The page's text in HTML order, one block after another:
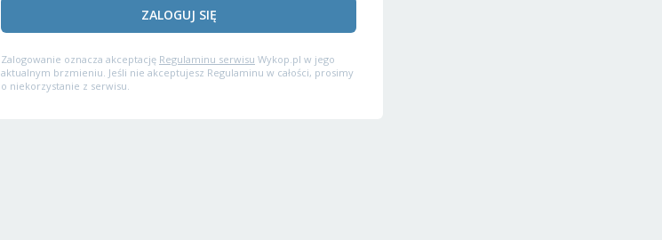
ZALOGUJ SIĘ
Zalogowanie oznacza akceptację Regulaminu serwisu Wykop.pl w jego
aktualnym brzmieniu. Jeśli nie akceptujesz Regulaminu w całości, prosimy
o niekorzystanie z serwisu.